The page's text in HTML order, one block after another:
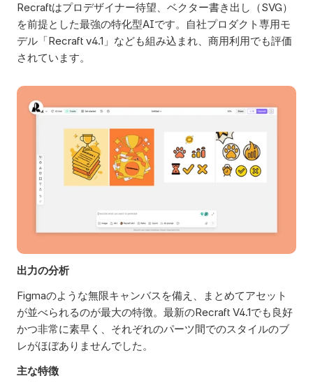
Recraftはプロデザイナー待望、ベクター書き出し（SVG）
を前提とした最強の特化型AIです。自社プロダクト専用モ
デル「Recraft v4.1」なども組み込まれ、商用利用でも評価
されています。
出力の分析
Figmaのような無限キャンバスを備え、まとめてアセット
が並べられるのが最大の特徴。最新のRecraft V4.1でも良好
かつ非常に素早く、それぞれのパーツ間でのスタイルのブ
レがほぼありませんでした。
主な特徴